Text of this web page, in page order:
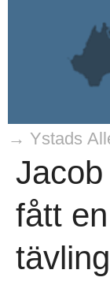
→ Ystads
fått